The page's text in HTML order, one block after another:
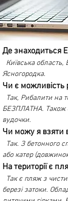
Де знаходиться
Київська
Ясногородка.
Чи є можливість
Так, Рибалити на
БЕЗПЛАТНА. Також
вудочки.
Чи можу я взяти
Так. З бетонного
або катер
На території є
Так є пляж з
березі затоки.